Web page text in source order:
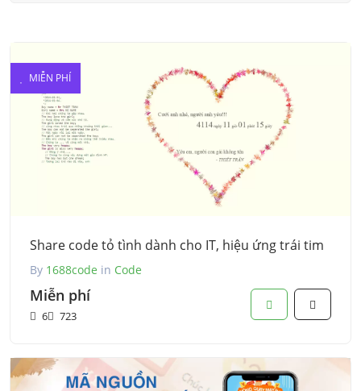
MIỄN PHÍ
Share code tỏ tình dành cho IT, hiệu ứng trái tim
By 1688code in Code
Miễn phí
6 723